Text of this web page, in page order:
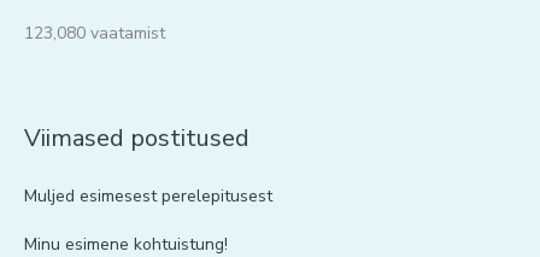
123,080 vaatamist
Viimased postitused
Muljed esimesest perelepitusest
Minu esimene kohtuistung!